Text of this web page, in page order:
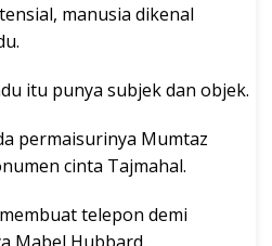
manusia dikenal
itu punya subjek dan objek.
permaisurinya Mumtaz
cinta Tajmahal.
telepon demi